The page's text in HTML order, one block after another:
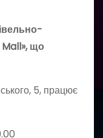
що
5, працює